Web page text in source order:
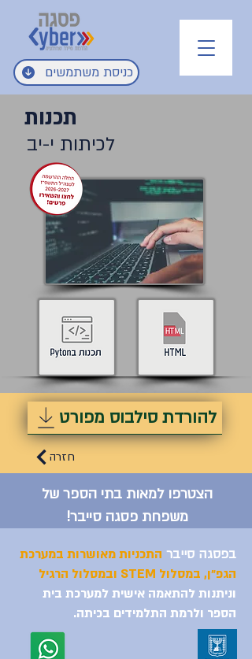
כניסת משתמשים
תכנות
לכיתות י-יב
להורדת סילבוס מפורט
חזרה
הצטרפו למאות בתי הספר של
משפחת פסגה סייבר!
בפסגה סייבר התכניות מאושרות במערכת
הגפ״ן, במסלול STEM ובמסלול הרגיל
וניתנות להתאמה אישית למערכת בית
הספר ולרמת התלמידים בכיתה.